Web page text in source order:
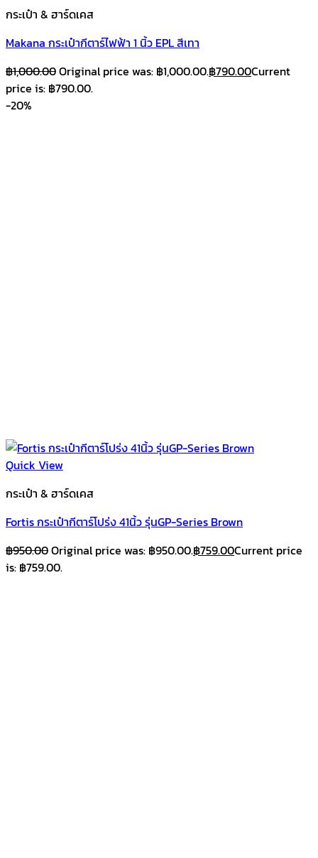
กระเป๋า & ฮาร์ดเคส
Makana กระเป๋ากีตาร์ไฟฟ้า 1 นิ้ว EPL สีเทา
฿1,000.00Original price was: ฿1,000.00.฿790.00Current
price is: ฿790.00.
-20%
Quick View
กระเป๋า & ฮาร์ดเคส
Fortis กระเป๋ากีตาร์โปร่ง 41นิ้ว รุ่นGP-Series Brown
฿950.00Original price was: ฿950.00.฿759.00Current price
is: ฿759.00.